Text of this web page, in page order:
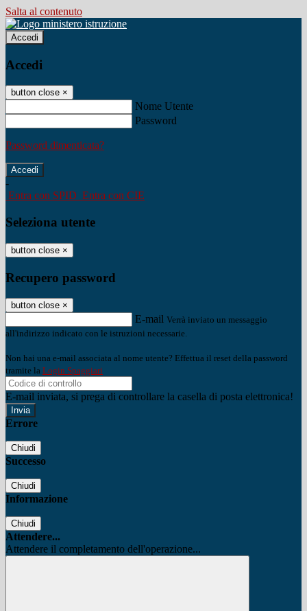
Salta al contenuto
Accedi
Accedi
button close ×
Nome Utente
Password
Password dimenticata?
-
Entra con SPID Entra con CIE
Seleziona utente
button close ×
Recupero password
button close ×
E-mail Verrà inviato un messaggio
all'indirizzo indicato con le istruzioni necessarie.
Non hai una e-mail associata al nome utente? Effettua il reset della password
tramite la Login Spaggiari
E-mail inviata, si prega di controllare la casella di posta elettronica!
Errore
Chiudi
Successo
Chiudi
Informazione
Chiudi
Attendere...
Attendere il completamento dell'operazione...